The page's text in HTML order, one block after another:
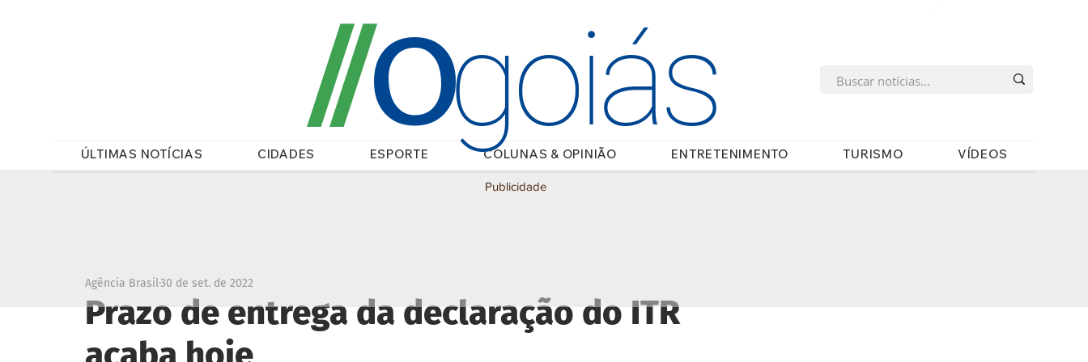
ÚLTIMAS NOTÍCIAS CIDADES ESPORTE COLUNAS & OPINIÃO ENTRETENIMENTO TURISMO VÍDEOS
//Ogoiás
Prazo de entrega da declaração do ITR
Agência Brasil30 de set. de 2022
Publicidade